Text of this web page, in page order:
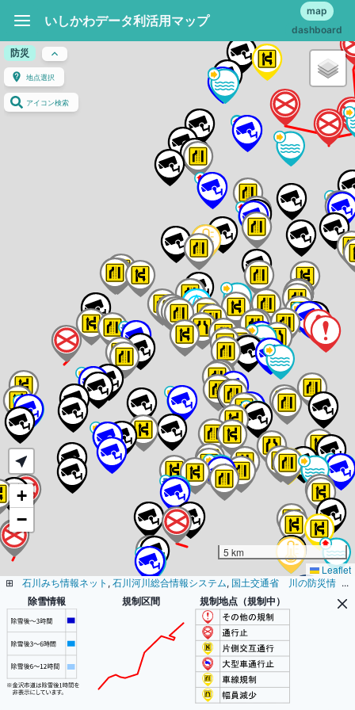
いしかわデータ利活用マップ
map
dashboard
+
−
5 km
Leaflet
防災
地点選択
アイコン検索
⊞ 石川みち情報ネット , 石川河川総合情報システム, 国土交通省　川の防災情
報ホームページ
気象庁ホームページ
...
除雪情報
規制区間 規制地点（規制中）